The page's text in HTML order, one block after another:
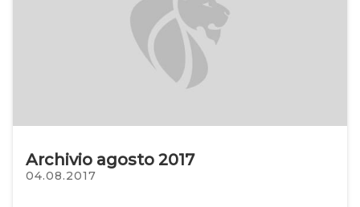
Archivio agosto 2017
04.08.2017